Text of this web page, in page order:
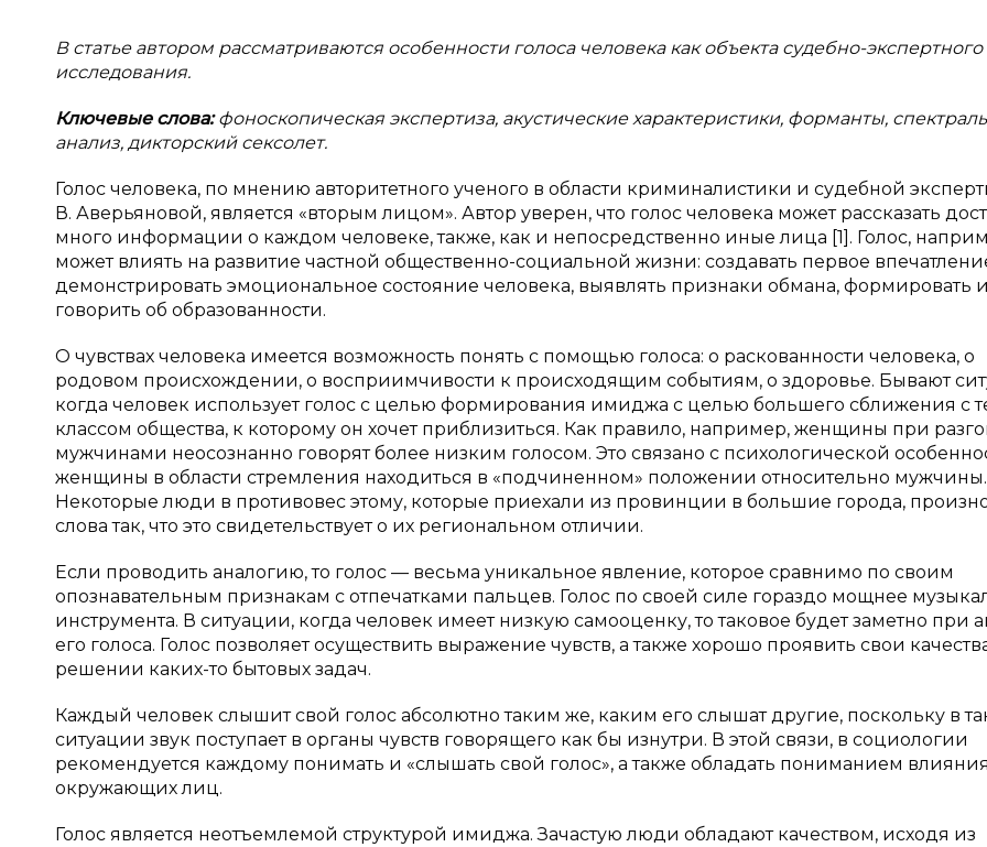
В статье автором рассматриваются особенности голоса человека как объекта судебно-экспертного
исследования.
Ключевые слова:фоноскопическая экспертиза, акустические характеристики, форманты,
анализ, дикторский сексолет.
Голос человека, по мнению авторитетного ученого в области криминалистики и судебной
В. Аверьяновой, является «вторым лицом». Автор уверен, что голос человека может рассказать
много информации о каждом человеке, также, как и непосредственно иные лица [1]. Голос,
может влиять на развитие частной общественно-социальной жизни: создавать первое
демонстрировать эмоциональное состояние человека, выявлять признаки обмана, формировать
говорить об образованности.
О чувствах человека имеется возможность понять с помощью голоса: о раскованности человека, о
родовом происхождении, о восприимчивости к происходящим событиям, о здоровье. Бывают
когда человек использует голос с целью формирования имиджа с целью большего сближения с
классом общества, к которому он хочет приблизиться. Как правило, например, женщины при
мужчинами неосознанно говорят более низким голосом. Это связано с психологической
женщины в области стремления находиться в «подчиненном» положении относительно мужчины.
Некоторые люди в противовес этому, которые приехали из провинции в большие города,
слова так, что это свидетельствует о их региональном отличии.
Если проводить аналогию, то голос — весьма уникальное явление, которое сравнимо по своим
опознавательным признакам с отпечатками пальцев. Голос по своей силе гораздо мощнее
инструмента. В ситуации, когда человек имеет низкую самооценку, то таковое будет заметно при
его голоса. Голос позволяет осуществить выражение чувств, а также хорошо проявить свои
решении каких-то бытовых задач.
Каждый человек слышит свой голос абсолютно таким же, каким его слышат другие, поскольку в
ситуации звук поступает в органы чувств говорящего как бы изнутри. В этой связи, в социологии
рекомендуется каждому понимать и «слышать свой голос», а также обладать пониманием
окружающих лиц.
Голос является неотъемлемой структурой имиджа. Зачастую люди обладают качеством, исходя из